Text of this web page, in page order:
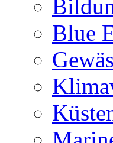
Blue